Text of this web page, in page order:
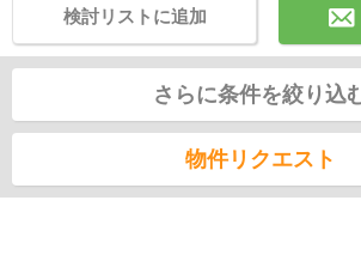
検討リストに追加
さらに条件を絞り込
物件リクエスト